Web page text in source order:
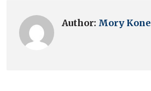
Author: Mory Kone